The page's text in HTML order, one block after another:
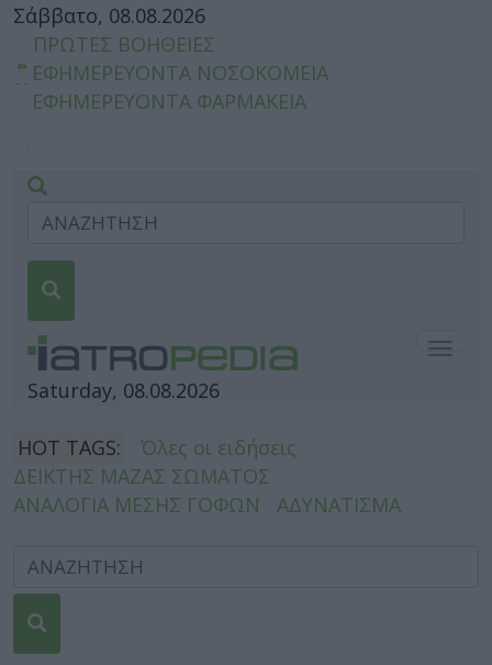
Σάββατο, 08.08.2026
ΠΡΩΤΕΣ ΒΟΗΘΕΙΕΣ
ΕΦΗΜΕΡΕΥΟΝΤΑ ΝΟΣΟΚΟΜΕΙΑ
ΕΦΗΜΕΡΕΥΟΝΤΑ ΦΑΡΜΑΚΕΙΑ
Saturday, 08.08.2026
HOT TAGS:
Όλες οι ειδήσεις
ΔΕΙΚΤΗΣ ΜΑΖΑΣ ΣΩΜΑΤΟΣ
ΑΝΑΛΟΓΙΑ ΜΕΣΗΣ ΓΟΦΩΝ
ΑΔΥΝΑΤΙΣΜΑ